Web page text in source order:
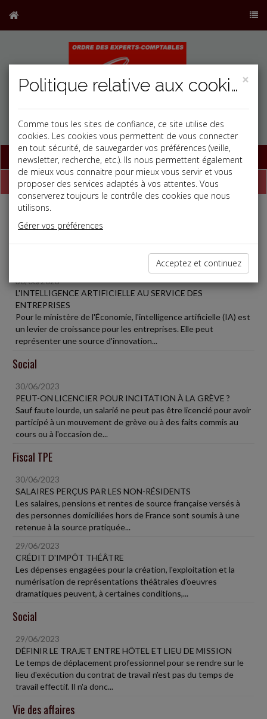
Base documentaire
Dépêches
Liste des dernières dépêches
30/06/2023
L'INTELLIGENCE ARTIFICIELLE AU SERVICE DES
ENTREPRISES
Pour le ministère de l'Économie, l'intelligence artificielle (IA) est
un levier de croissance pour les entreprises. Elle peut
représenter une source d'innovation...
Social
30/06/2023
PEUT-ON LICENCIER POUR INCITATION À LA GRÈVE ?
Sauf faute lourde, un salarié ne peut pas être licencié pour avoir
participé à un mouvement de grève ou à des faits commis au
cours ou à l'occasion de...
Fiscal TPE
30/06/2023
SALAIRES PERÇUS PAR LES NON-RÉSIDENTS
Les salaires, pensions et rentes de source française versés à
des personnes domiciliées hors de France sont soumis à une
retenue à la source pratiquée...
29/06/2023
CRÉDIT D'IMPÔT THÉÂTRE
Les dépenses engagées pour la création, l'exploitation et la
numérisation de représentations théâtrales d'oeuvres
dramatiques peuvent, à certaines conditions,...
Social
29/06/2023
DÉFINIR LE TRAJET ENTRE HÔTEL ET LIEU DE MISSION
Le temps de déplacement professionnel pour se rendre sur le
lieu d'exécution du contrat de travail n'est pas du temps de
travail effectif. Il n'a donc...
Vie des affaires
×
Politique relative aux cookies
Comme tous les sites de confiance, ce site utilise des
cookies. Les cookies vous permettent de vous connecter
en tout sécurité, de sauvegarder vos préférences (veille,
newsletter, recherche, etc.). Ils nous permettent également
de mieux vous connaitre pour mieux vous servir et vous
proposer des services adaptés à vos attentes. Vous
conserverez toujours le contrôle des cookies que nous
utilisons.
Gérer vos préférences
Acceptez et continuez